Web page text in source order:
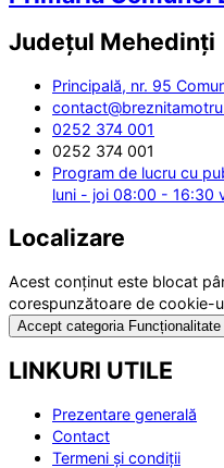
Județul Mehedinți
Principală, nr. 95
0252 374 001
0252 374 001
Program de lucru cu
luni - joi 08:00 - 16:30
Localizare
Acest conținut este blocat
corespunzătoare de cookie-
Accept categoria Funcționalitate
LINKURI UTILE
Prezentare generală
Contact
Termeni și condiții